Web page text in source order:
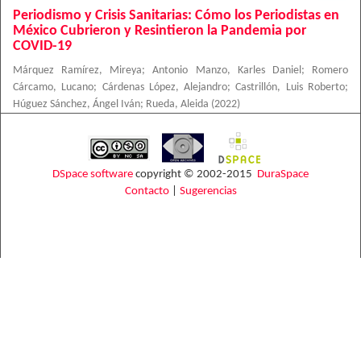
Periodismo y Crisis Sanitarias: Cómo los Periodistas en
México Cubrieron y Resintieron la Pandemia por
COVID-19
Márquez Ramírez, Mireya;Antonio Manzo, Karles Daniel ;
Romero
Cárcamo, Lucano; Cárdenas López, Alejandro;Castrillón, Luis Roberto;
Húguez Sánchez, Ángel Iván; Rueda, Aleida (2022)
DSpace software copyright © 2002-2015 DuraSpace
Contacto| Sugerencias